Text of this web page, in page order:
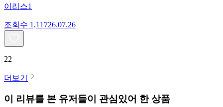
이리스1
조회수 1,11726.07.26
22
더보기
이 리뷰를 본 유저들이 관심있어 한 상품